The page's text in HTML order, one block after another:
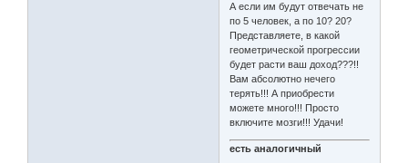
А если им будут отвечать не
по 5 человек, а по 10? 20?
Представляете, в какой
геометрической прогрессии
будет расти ваш доход???!!
Вам абсолютно нечего
терять!!! А приобрести
можете много!!! Просто
включите мозги!!! Удачи!
есть аналогичный